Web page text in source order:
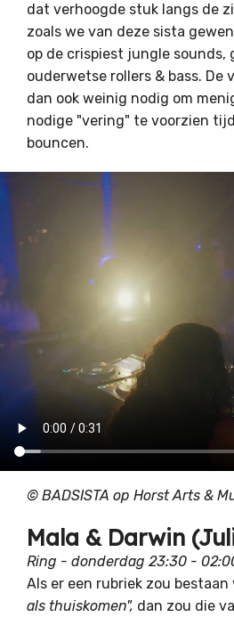
dat verhoogde stuk langs de
zoals we van deze sista
op de crispiest jungle sounds,
ouderwetse rollers & bass. De
dan ook weinig nodig om
nodige "vering" te voorzien
bouncen.
© BADSISTA op Horst Arts &
Mala & Darwin
Ring - donderdag 23:30 -
Als er een rubriek zou bestaan
als thuiskomen", dan zou die